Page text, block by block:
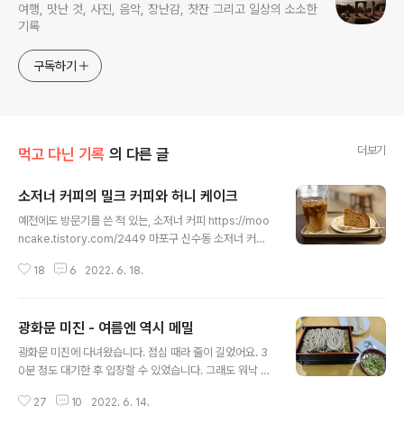
여행, 맛난 것, 사진, 음악, 장난감, 찻잔 그리고 일상의 소소한
기록
구독하기
먹고 다닌 기록 의 다른 글 더보기
소저너 커피의 밀크 커피와 허니 케이크
예전에도 방문기를 쓴 적 있는, 소저너 커피 https://moo
ncake.tistory.com/2449 마포구 신수동 소저너 커피
지만 어쩐지 번번이 실패했는데, 두번은 정기휴무일인 월
블로그에 후기를 쓰진 않았지만 그 뒤에도 몇번 더 방문했
는데, 여기 커피야 워낙 맛있지만, 케이크도 정말 맛있는 거
에요+_+ 토요일인데도 회사 때문에 스트레스를 뽝! 받고
긴급 방문했습니다ㅋㅋㅋㅋ 회사 사람들과 스트레스를 푸
18 6 2022. 6. 18.
광화문 미진 - 여름엔 역시 메밀
광화문 미진에 다녀왔습니다. 점심 때라 줄이 길었어요. 3
0분 정도 대기한 후 입장할 수 있었습니다. 그래도 워낙 빨
니다. 원래 줄 서서 음식 먹는 걸 좋아하지 않는데요, 굳이
27 10 2022. 6. 14.